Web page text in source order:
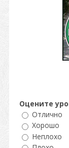
Оцените
Отлично
Хорошо
Неплохо